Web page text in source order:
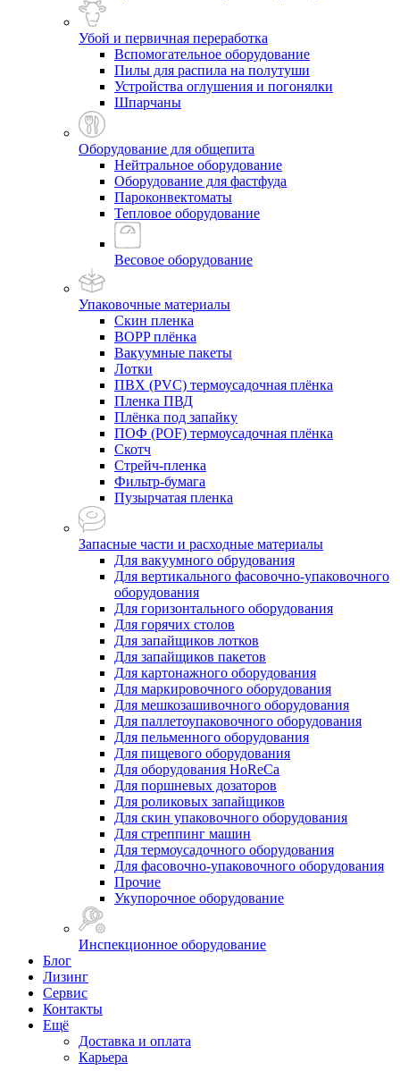
Убой и первичная переработка
Вспомогательное оборудование
Пилы для распила на полутуши
Устройства оглушения и погонялки
Шпарчаны
Оборудование для общепита
Нейтральное оборудование
Оборудование для фастфуда
Пароконвектоматы
Тепловое оборудование
Весовое оборудование
Упаковочные материалы
Скин пленка
BOPP плёнка
Вакуумные пакеты
Лотки
ПВХ (PVC) термоусадочная плёнка
Пленка ПВД
Плёнка под запайку
ПОФ (POF) термоусадочная плёнка
Скотч
Стрейч-пленка
Фильтр-бумага
Пузырчатая пленка
Запасные части и расходные материалы
Для вакуумного обрудования
Для вертикального фасовочно-упаковочного
оборудования
Для горизонтального оборудования
Для горячих столов
Для запайщиков лотков
Для запайщиков пакетов
Для картонажного оборудования
Для маркировочного оборудования
Для мешкозашивочного оборудования
Для паллетоупаковочного оборудования
Для пельменного оборудования
Для пищевого оборудования
Для оборудования HoReCa
Для поршневых дозаторов
Для роликовых запайщиков
Для скин упаковочного оборудования
Для стреппинг машин
Для термоусадочного оборудования
Для фасовочно-упаковочного оборудования
Прочие
Укупорочное оборудование
Инспекционное оборудование
Блог
Лизинг
Сервис
Контакты
Ещё
Доставка и оплата
Карьера